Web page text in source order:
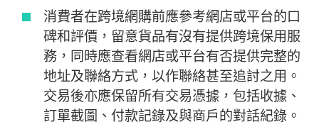
消費者在跨境網購前應參考網店或平台的口
碑和評價，留意貨品有沒有提供跨境保用服
務，同時應查看網店或平台有否提供完整的
地址及聯絡方式，以作聯絡甚至追討之用。
交易後亦應保留所有交易憑據，包括收據、
訂單截圖、付款記錄及與商戶的對話紀錄。